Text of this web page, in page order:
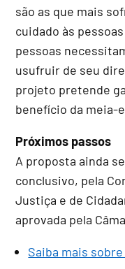
são as que mais
cuidado às
pessoas
usufruir de seu
projeto pretende
benefício da meia-
Próximos passos
A proposta ainda
conclusivo, pela
Justiça e de
aprovada pela
Saiba mais